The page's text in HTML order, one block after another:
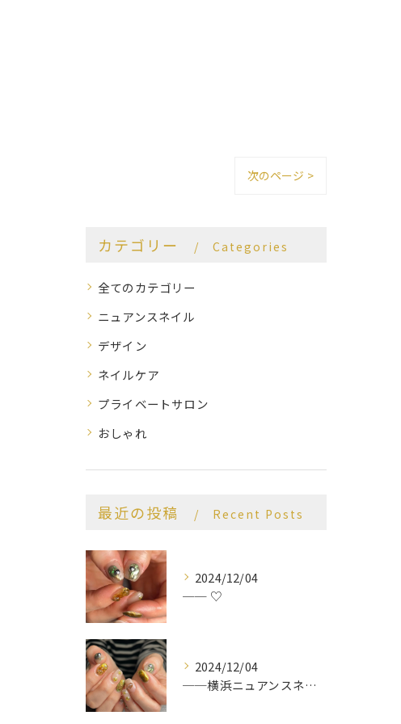
次のページ >
カテゴリー Categories
全てのカテゴリー
ニュアンスネイル
デザイン
ネイルケア
プライベートサロン
おしゃれ
最近の投稿 Recent Posts
2024/12/04
── ♡
2024/12/04
──横浜ニュアンスネイルサロン♡